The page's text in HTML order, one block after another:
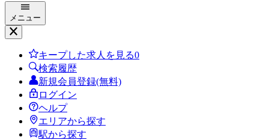
メニュー
キープした求人を見る0
検索履歴
新規会員登録(無料)
ログイン
ヘルプ
エリアから探す
駅から探す